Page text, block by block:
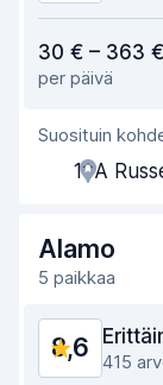
Löytämisen
Toimihenkilön
Noutonopeus
Palautusnopeus
Auton siisteys
Auton kunto
30 € – 363 €
per päivä
Suosituin
10A
Alamo
5 paikkaa
8,6 415